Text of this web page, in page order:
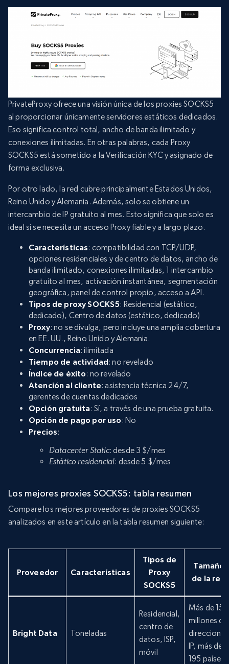
PrivateProxy ofrece una visión única de los proxies SOCKS5
al proporcionar únicamente servidores estáticos dedicados.
Eso significa control total, ancho de banda ilimitado y
conexiones ilimitadas. En otras palabras, cada Proxy
SOCKS5 está sometido a la Verificación KYC y asignado de
forma exclusiva.
Por otro lado, la red cubre principalmente Estados Unidos,
Reino Unido y Alemania. Además, solo se obtiene un
intercambio de IP gratuito al mes. Esto significa que solo es
ideal si se necesita un acceso Proxy fiable y a largo plazo.
Características: compatibilidad con TCP/UDP,
opciones residenciales y de centro de datos, ancho de
banda ilimitado, conexiones ilimitadas, 1 intercambio
gratuito al mes, activación instantánea, segmentación
geográfica, panel de control propio, acceso a API.
Tipos de proxy SOCKS5: Residencial (estático,
dedicado), Centro de datos (estático, dedicado)
Proxy: no se divulga, pero incluye una amplia cobertura
en EE. UU., Reino Unido y Alemania.
Concurrencia: ilimitada
Tiempo de actividad: no revelado
Índice de éxito: no revelado
Atención al cliente: asistencia técnica 24/7,
gerentes de cuentas dedicados
Opción gratuita: Sí, a través de una prueba gratuita.
Opción de pago por uso : No
Precios:
Datacenter Static: desde 3 $/mes
Estático residencial: desde 5 $/mes
Los mejores proxies SOCKS5: tabla resumen
Compare los mejores proveedores de proxies SOCKS5
analizados en este artículo en la tabla resumen siguiente:
Proveedor Características
Tipos de
Proxy
SOCKS5
Tamaño
de la red
Bright Data Toneladas
Residencial,
centro de
datos, ISP,
móvil
Más de 155
millones de
direcciones
IP, más de
195 países